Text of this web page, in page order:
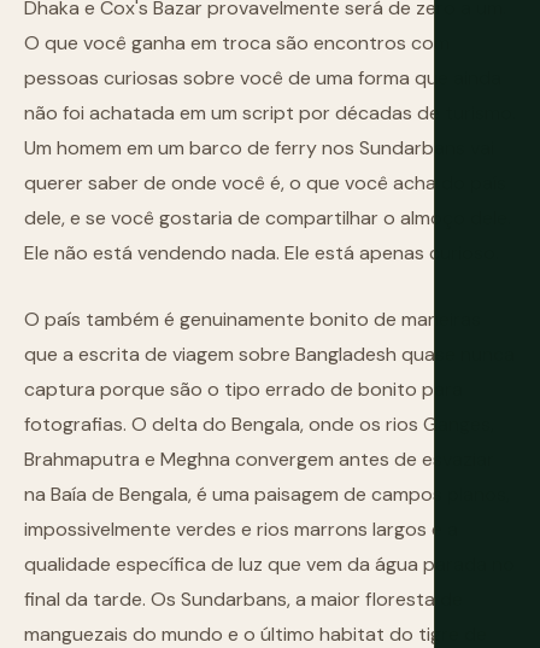
Dhaka e Cox's Bazar provavelmente será de zero a um.
O que você ganha em troca são encontros com
pessoas curiosas sobre você de uma forma que ainda
não foi achatada em um script por décadas de turismo.
Um homem em um barco de ferry nos Sundarbans vai
querer saber de onde você é, o que você acha do país
dele, e se você gostaria de compartilhar o almoço dele.
Ele não está vendendo nada. Ele está apenas curioso.
O país também é genuinamente bonito de maneiras
que a escrita de viagem sobre Bangladesh quase nunca
captura porque são o tipo errado de bonito para
fotografias. O delta do Bengala, onde os rios Ganges,
Brahmaputra e Meghna convergem antes de esvaziar
na Baía de Bengala, é uma paisagem de campos planos,
impossivelmente verdes e rios marrons largos e a
qualidade específica de luz que vem da água parada no
final da tarde. Os Sundarbans, a maior floresta de
manguezais do mundo e o último habitat do tigre de